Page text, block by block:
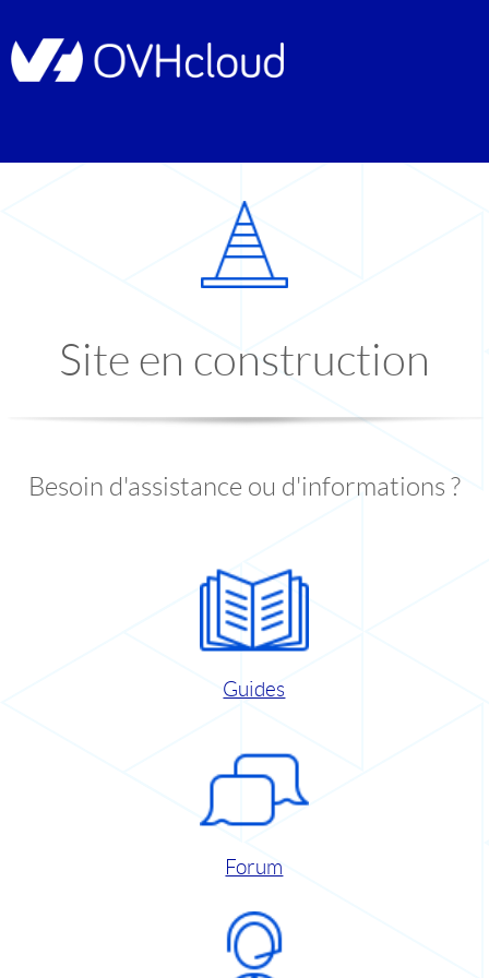
Site en construction
Besoin d'assistance ou d'informations ?
Guides
Forum